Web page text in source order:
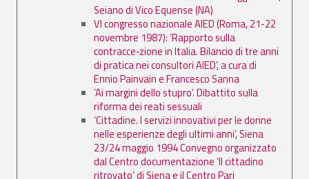
Seiano di Vico Equense (NA)
VI congresso nazionale AIED (Roma, 21-22
novembre 1987): ’Rapporto sulla
contracce-zione in Italia. Bilancio di tre anni
di pratica nei consultori AIED’, a cura di
Ennio Painvain e Francesco Sanna
’Ai margini dello stupro’. Dibattito sulla
riforma dei reati sessuali
’Cittadine. I servizi innovativi per le donne
nelle esperienze degli ultimi anni’, Siena
23/24 maggio 1994 Convegno organizzato
dal Centro documentazione ’Il cittadino
ritrovato’ di Siena e il Centro Pari